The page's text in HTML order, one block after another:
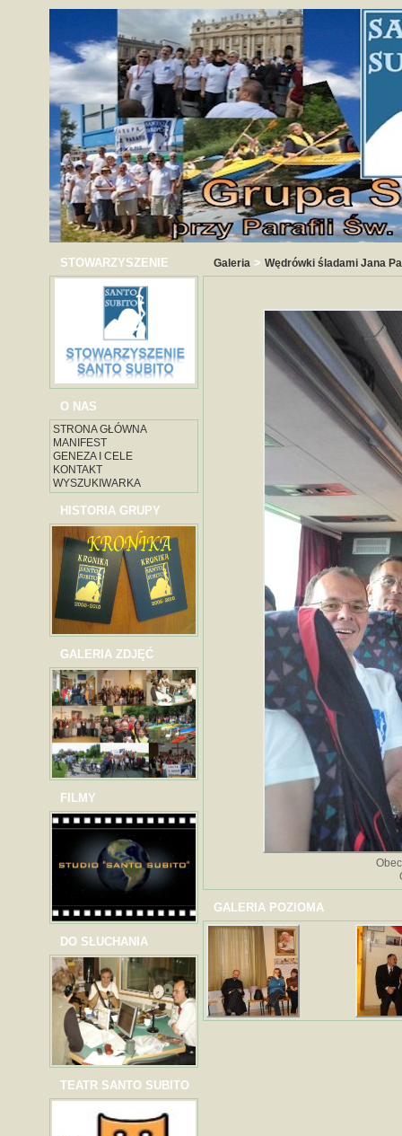
STOWARZYSZENIE
O NAS
STRONA GŁÓWNA
MANIFEST
GENEZA I CELE
KONTAKT
WYSZUKIWARKA
HISTORIA GRUPY
GALERIA ZDJĘĆ
FILMY
DO SŁUCHANIA
TEATR SANTO SUBITO
Galeria > Wędrówki śladami Jana
GALERIA POZIOMA